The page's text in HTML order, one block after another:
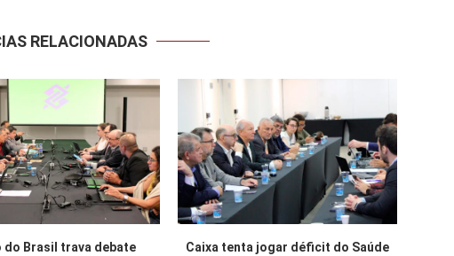
RELACIONADAS
do Brasil trava debate
Caixa tenta jogar déficit do Saúde